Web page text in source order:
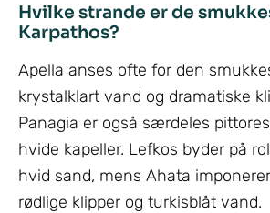
Hvilke strande er de
Karpathos?
Apella anses ofte for den
krystalklart vand og dramatiske
Panagia er også særdeles
hvide kapeller. Lefkos byder på
hvid sand, mens Ahata
rødlige klipper og turkisblåt vand.